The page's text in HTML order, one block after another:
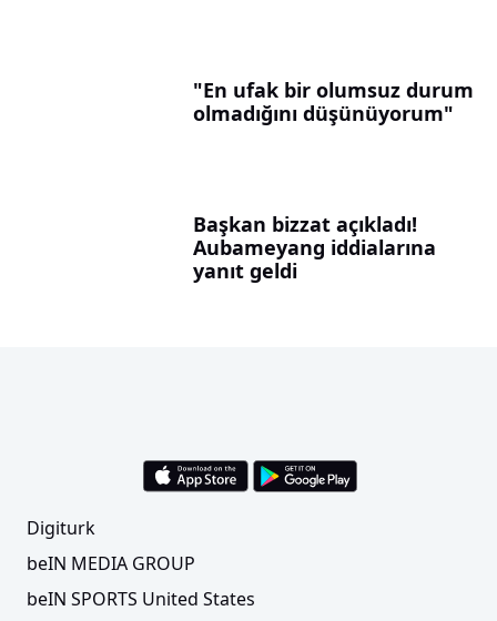
"En ufak bir olumsuz durum
olmadığını düşünüyorum"
Başkan bizzat açıkladı!
Aubameyang iddialarına
yanıt geldi
Digiturk
beIN MEDIA GROUP
beIN SPORTS United States